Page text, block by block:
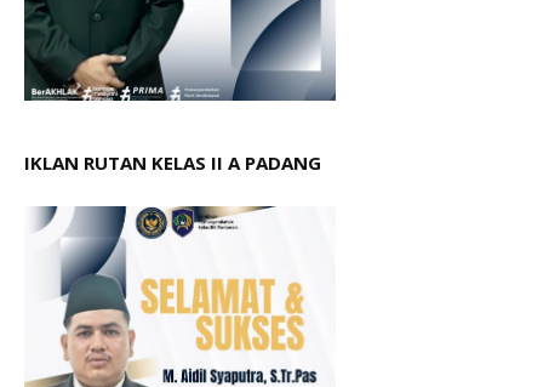
IKLAN RUTAN KELAS II A PADANG